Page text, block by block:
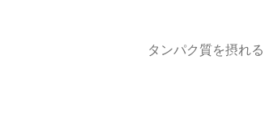
タンパク質を摂れ